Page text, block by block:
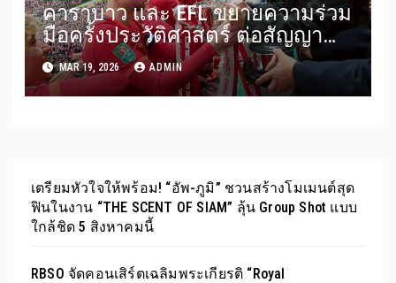
คาราบาว และ EFL ขยายความร่วม
มือครั้งประวัติศาสตร์ ต่อสัญญา
Carabao Cup ถึงปี 2029 พร้อมเปิด
ตัว Carabao Lager ในสนามฟุตบอล
ที่จัดแข่งขันทุกสนามในอังกฤษ
MAR 19, 2026 ADMIN
เตรียมหัวใจให้พร้อม! “อัพ-ภูมิ” ชวนสร้างโมเมนต์สุด
ฟินในงาน “THE SCENT OF SIAM” ลุ้น Group Shot แบบ
ใกล้ชิด 5 สิงหาคมนี้
RBSO จัดคอนเสิร์ตเฉลิมพระเกียรติ “Royal